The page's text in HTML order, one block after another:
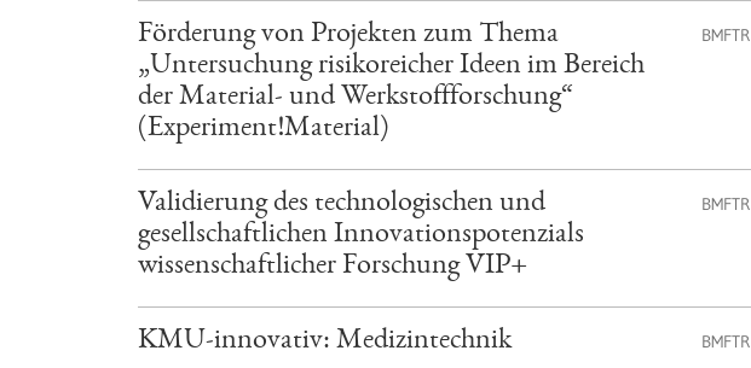
Förderung von Projekten zum Thema
„Untersuchung risikoreicher Ideen im Bereich
der Material- und Werkstoffforschung“
(Experiment!Material)
BMFTR
Validierung des technologischen und
gesellschaftlichen Innovationspotenzials
wissenschaftlicher Forschung VIP+
BMFTR
KMU-innovativ: Medizintechnik BMFTR